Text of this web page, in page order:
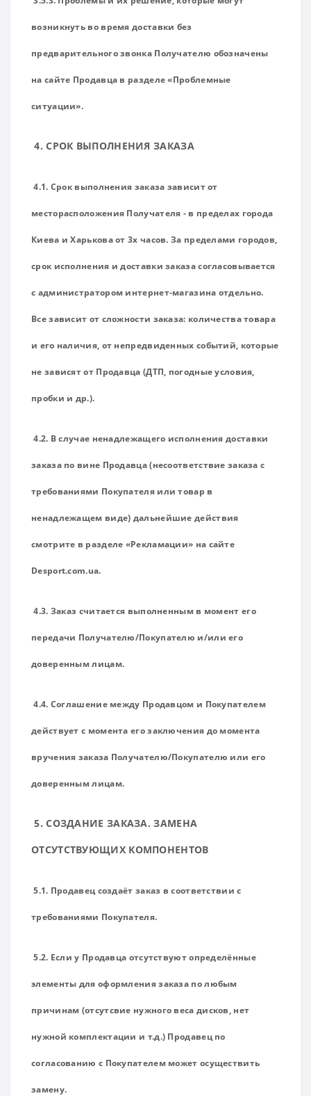
возникнуть во время доставки без
предварительного звонка Получателю обозначены
на сайте Продавца в разделе «Проблемные
ситуации».
4. СРОК ВЫПОЛНЕНИЯ ЗАКАЗА
4.1. Срок выполнения заказа зависит от
месторасположения Получателя - в пределах города
Киева и Харькова от 3х часов. За пределами городов,
срок исполнения и доставки заказа согласовывается
с администратором интернет-магазина отдельно.
Все зависит от сложности заказа: количества товара
и его наличия, от непредвиденных событий, которые
не зависят от Продавца (ДТП, погодные условия,
пробки и др.).
4.2. В случае ненадлежащего исполнения доставки
заказа по вине Продавца (несоответствие заказа с
требованиями Покупателя или товар в
ненадлежащем виде) дальнейшие действия
смотрите в разделе «Рекламации» на сайте
Desport.com.ua.
4.3. Заказ считается выполненным в момент его
передачи Получателю/Покупателю и/или его
доверенным лицам.
4.4. Соглашение между Продавцом и Покупателем
действует с момента его заключения до момента
вручения заказа Получателю/Покупателю или его
доверенным лицам.
5. СОЗДАНИЕ ЗАКАЗА. ЗАМЕНА
ОТСУТСТВУЮЩИХ КОМПОНЕНТОВ
5.1. Продавец создаёт заказ в соответствии с
требованиями Покупателя.
5.2. Если у Продавца отсутствуют определённые
элементы для оформления заказа по любым
причинам (отсутсвие нужного веса дисков, нет
нужной комплектации и т.д.) Продавец по
согласованию с Покупателем может осуществить
замену.